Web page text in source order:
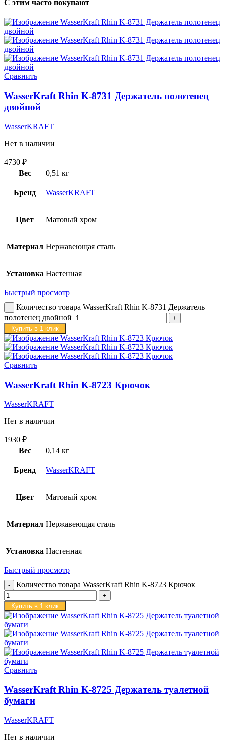
С этим часто покупают
Сравнить
WasserKraft Rhin K-8731 Держатель полотенец
двойной
WasserKRAFT
Нет в наличии
4730 ₽
Вес
0,51 кг
Бренд WasserKRAFT
Цвет Матовый хром
Материал Нержавеющая сталь
Установка Настенная
Быстрый просмотр
Количество товара WasserKraft Rhin K-8731 Держатель
полотенец двойной
Купить в 1 клик
Сравнить
WasserKraft Rhin K-8723 Крючок
WasserKRAFT
Нет в наличии
1930 ₽
Вес
0,14 кг
Бренд WasserKRAFT
Цвет Матовый хром
Материал Нержавеющая сталь
Установка Настенная
Быстрый просмотр
Количество товара WasserKraft Rhin K-8723 Крючок
Купить в 1 клик
Сравнить
WasserKraft Rhin K-8725 Держатель туалетной
бумаги
WasserKRAFT
Нет в наличии